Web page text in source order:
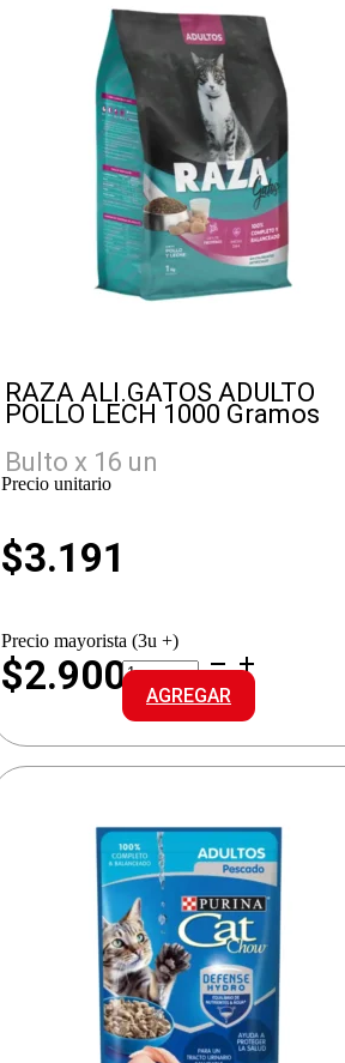
RAZA ALI.GATOS ADULTO
POLLO LECH 1000 Gramos
Bulto x 16 un
Precio unitario
$3.191
Precio mayorista (3u +)
$2.900RAZA
ALI.GATOS
ADULTO
POLLO
LECH
cantidad
AGREGAR